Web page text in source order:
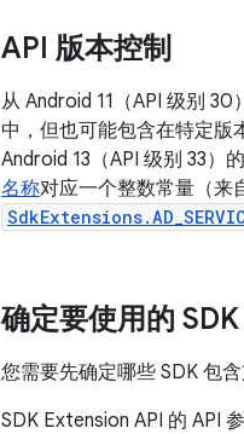
API 版本控制
从 Android 11（API 级别
中，但也可能包含在特定版
Android 13（API 级别 33）
名称对应一个整数常量（来
确定要使用的
您需要先确定哪些 SDK 包
SDK Extension API 的 API